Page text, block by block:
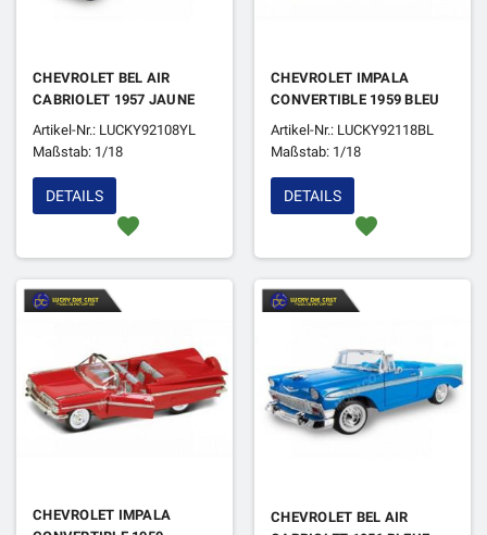
CHEVROLET BEL AIR
CABRIOLET 1957 JAUNE
Artikel-Nr.: LUCKY92108YL
Maßstab: 1/18
favorite
DETAILS
CHEVROLET IMPALA
CONVERTIBLE 1959 BLEU
Artikel-Nr.: LUCKY92118BL
Maßstab: 1/18
favorite
DETAILS
CHEVROLET IMPALA
CHEVROLET BEL AIR